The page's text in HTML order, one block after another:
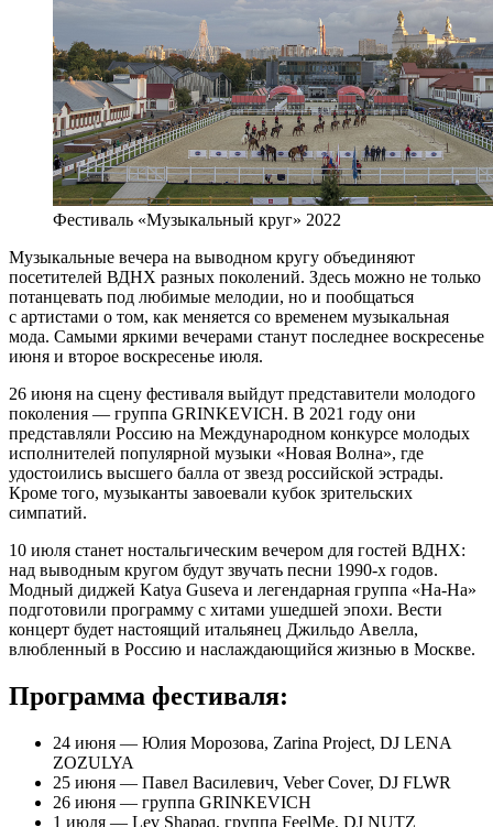
Фестиваль «Музыкальный круг» 2022
Музыкальные вечера на выводном кругу объединяют
посетителей ВДНХ разных поколений. Здесь можно не только
потанцевать под любимые мелодии, но и пообщаться
с артистами о том, как меняется со временем музыкальная
мода. Самыми яркими вечерами станут последнее воскресенье
июня и второе воскресенье июля.
26 июня на сцену фестиваля выйдут представители молодого
поколения — группа GRINKEVICH. В 2021 году они
представляли Россию на Международном конкурсе молодых
исполнителей популярной музыки «Новая Волна», где
удостоились высшего балла от звезд российской эстрады.
Кроме того, музыканты завоевали кубок зрительских
симпатий.
10 июля станет ностальгическим вечером для гостей ВДНХ:
над выводным кругом будут звучать песни 1990-х годов.
Модный диджей Katya Guseva и легендарная группа «На-На»
подготовили программу с хитами ушедшей эпохи. Вести
концерт будет настоящий итальянец Джильдо Авелла,
влюбленный в Россию и наслаждающийся жизнью в Москве.
Программа фестиваля:
24 июня — Юлия Морозова, Zarina Project, DJ LENA
ZOZULYA
25 июня — Павел Василевич, Veber Cover, DJ FLWR
26 июня — группа GRINKEVICH
1 июля — Lev Shapaq, группа FeelMe, DJ NUTZ